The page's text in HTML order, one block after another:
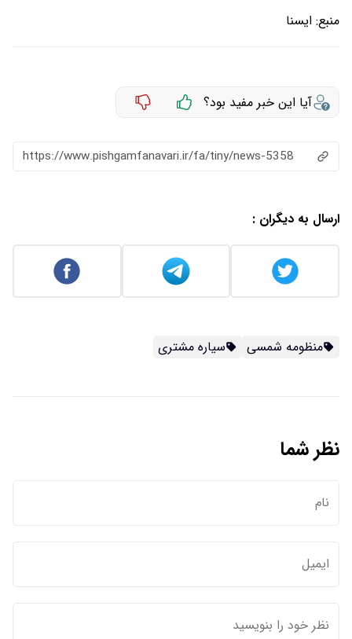
منبع: ایسنا
آیا این خبر مفید بود؟
https://www.pishgamfanavari.ir/fa/tiny/news-5358
ارسال به دیگران :
منظومه شمسی سیاره مشتری
نظر شما